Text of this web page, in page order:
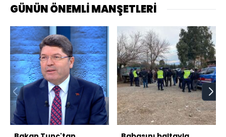
GÜNÜN ÖNEMLİ MANŞETLERİ